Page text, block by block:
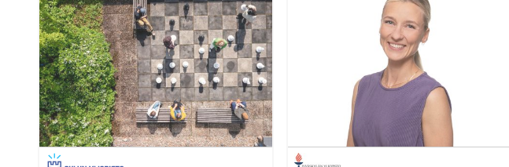
kokemuksistaan: koulupolun aikana
masennusoireet jäivät usein
huomaamatta, eivätkä nuoret tulleet
kuulluiksi. Tutkimus luo kuvaa siitä,
miksi nuorten tuen tarpeet jäävät
huomaamatta ja apua haetaan vasta
varhaisaikuisuudessa.
koulumenestystä myös Suomessa.
Tämä selviää väitöskirjatutkija Markus
Laanisen Turun yliopistoon
tekemässä väitöstutkimuksessa.